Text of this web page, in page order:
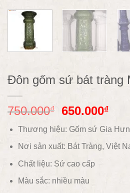
Đôn gốm sứ bát tràng
750.000₫ 650.000₫
Thương hiệu: Gốm sứ Gia
Nơi sản xuất: Bát Tràng, Việt
Chất liệu: Sứ cao cấp
Màu sắc: nhiều màu